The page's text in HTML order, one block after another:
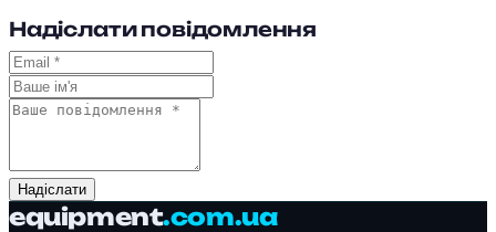
Надіслати повідомлення
Надіслати
equipment.com.ua